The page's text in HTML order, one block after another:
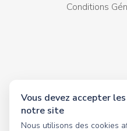
Conditions
Vous devez accepter
notre site
Nous utilisons des cookies